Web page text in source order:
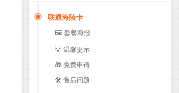
联通海陵卡
🖼️ 套餐海报
💡 温馨提示
🎁 免费申请
🛠️ 售后问题